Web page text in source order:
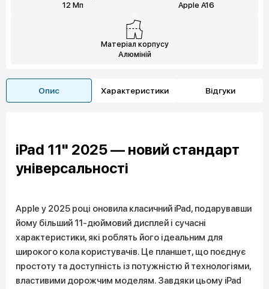
12 Мп
Apple A16
Матеріал корпусу
Алюміній
Опис Характеристики Відгуки
iPad 11" 2025 — новий стандарт
універсальності
Apple у 2025 році оновила класичний iPad, подарувавши
йому більший 11-дюймовий дисплей і сучасні
характеристики, які роблять його ідеальним для
широкого кола користувачів. Це планшет, що поєднує
простоту та доступність із потужністю й технологіями,
властивими дорожчим моделям. Завдяки цьому iPad